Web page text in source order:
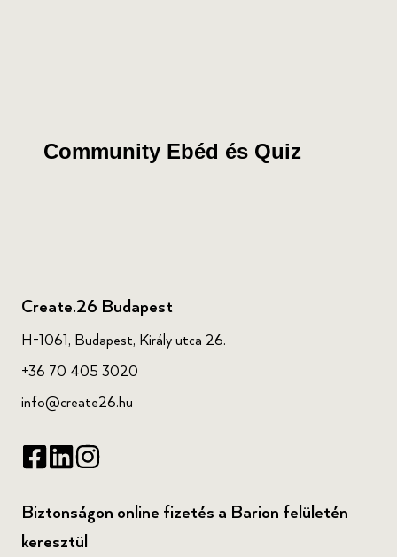
Community Ebéd és Quiz
Create.26 Budapest
H-1061, Budapest, Király utca 26.
+36 70 405 3020
info@create26.hu
Biztonságon online fizetés a Barion felületén
keresztül